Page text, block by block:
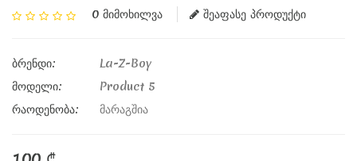
0 Მიმოხილვა შეაფასე პროდუქტი
ბრენდი:
La-Z-Boy
მოდელი:
Product 5
რაოდენობა:
მარაგშია